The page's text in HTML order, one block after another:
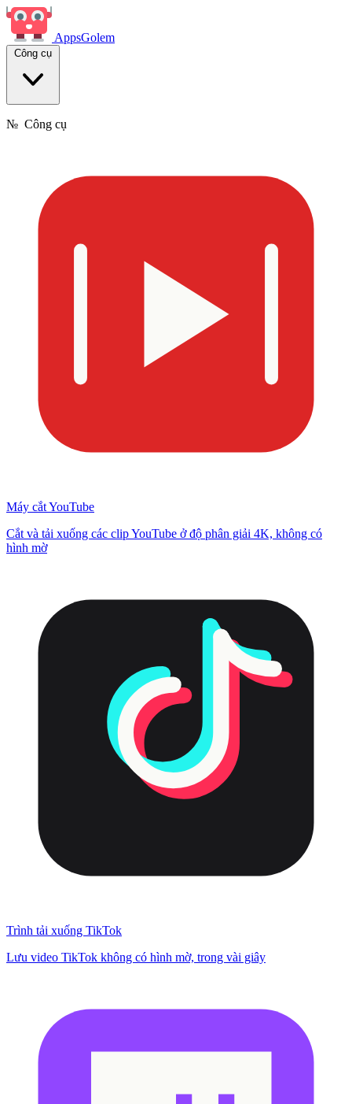
AppsGolem
Công cụ
№ Công cụ
Máy cắt YouTube
Cắt và tải xuống các clip YouTube ở độ phân giải 4K, không có
hình mờ
Trình tải xuống TikTok
Lưu video TikTok không có hình mờ, trong vài giây